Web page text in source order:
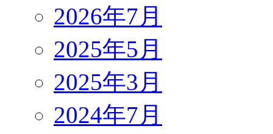
2026年7月
2025年5月
2025年3月
2024年7月